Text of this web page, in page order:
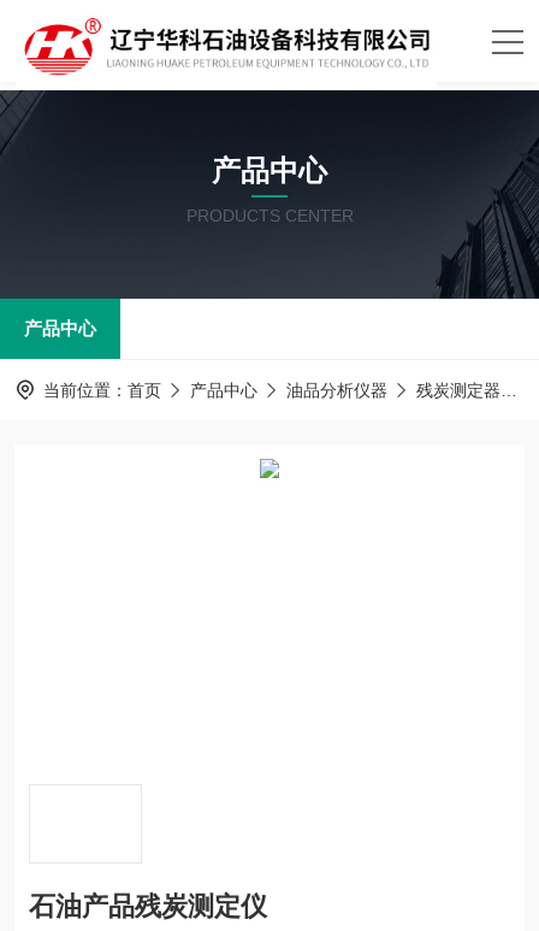
产品中心
PRODUCTS CENTER
产品中心
当前位置： 首页 产品中心 油品分析仪器 残炭测定器
石油产品残炭测定仪